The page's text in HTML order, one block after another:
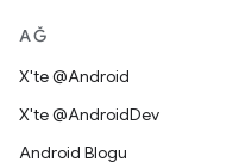
AĞ
X'te @Android
X'te @AndroidDev
Android Blogu